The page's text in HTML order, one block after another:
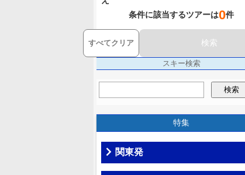
条件に該当するツアーは0件
すべてクリア 検索
スキー検索
検索
特集
関東発